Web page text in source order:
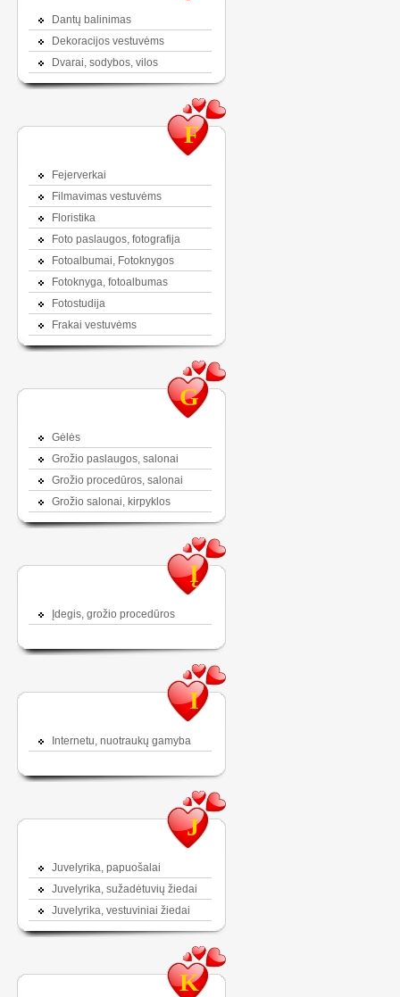
Dantų balinimas
Dekoracijos vestuvėms
Dvarai, sodybos, vilos
F
Fejerverkai
Filmavimas vestuvėms
Floristika
Foto paslaugos, fotografija
Fotoalbumai, Fotoknygos
Fotoknyga, fotoalbumas
Fotostudija
Frakai vestuvėms
G
Gėlės
Grožio paslaugos, salonai
Grožio procedūros, salonai
Grožio salonai, kirpyklos
Į
Įdegis, grožio procedūros
I
Internetu, nuotraukų gamyba
J
Juvelyrika, papuošalai
Juvelyrika, sužadėtuvių žiedai
Juvelyrika, vestuviniai žiedai
K